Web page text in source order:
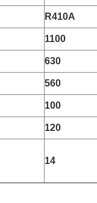
R410A
1100
630
560
100
120
14